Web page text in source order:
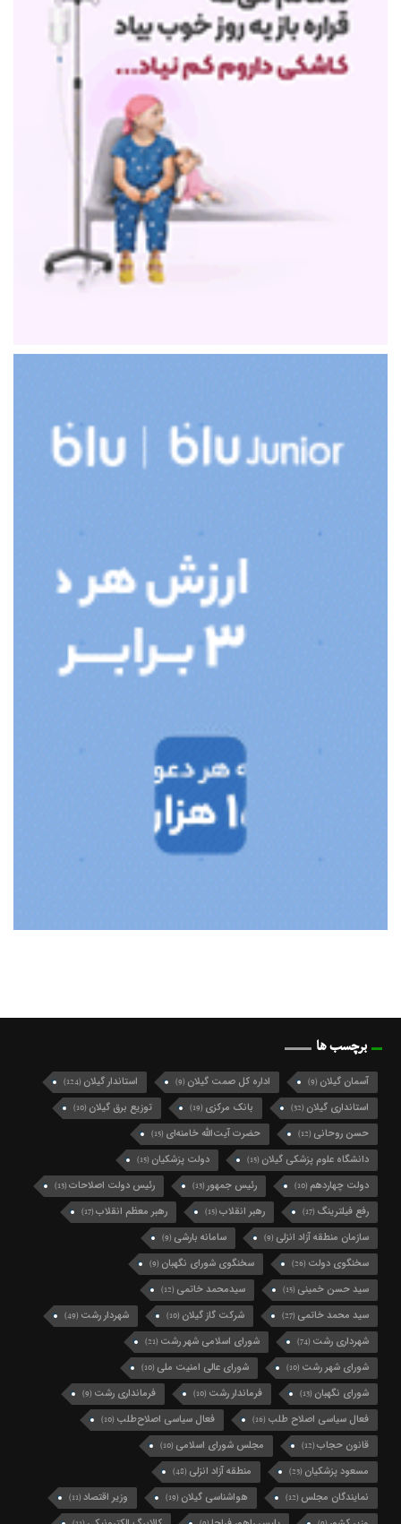
برچسب ها
آسمان گیلان (9) اداره کل صمت گیلان (9) استاندار گیلان (124)
استانداری گیلان (32) بانک مرکزی (19) توزیع برق گیلان (10)
حسن روحانی (12) حضرت آیت‌الله خامنه‌ای (15)
دانشگاه علوم پزشکی گیلان (15) دولت پزشکیان (15)
دولت چهاردهم (10) رئیس جمهور(13) رئیس دولت اصلاحات(13)
رفع فیلترینگ (17) رهبر انقلاب(15) رهبر معظم انقلاب(17)
سازمان منطقه آزاد انزلی (9) سامانه بارشی (9)
سخنگوی دولت (26) سخنگوی شورای نگهبان (9)
سید حسن خمینی (15) سیدمحمد خاتمی (12)
سید محمد خاتمی (27) شرکت گاز گیلان (10) شهردار رشت (49)
شهرداری رشت (74) شورای اسلامی شهر رشت (21)
شورای شهر رشت (10) شورای عالی امنیت ملی (10)
شورای نگهبان (13) فرماندار رشت (10) فرمانداری رشت (9)
فعال سیاسی اصلاح طلب (16) فعال سیاسی اصلاح‌طلب (10)
قانون حجاب(12) مجلس شورای اسلامی (10)
مسعود پزشکیان (23) منطقه آزاد انزلی (48)
نمایندگان مجلس (12) هواشناسی گیلان (19) وزیر اقتصاد(11)